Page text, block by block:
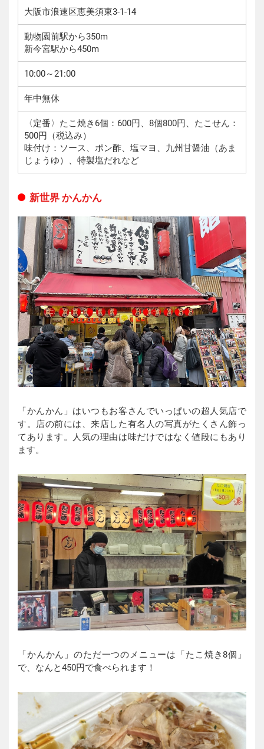
大阪市浪速区恵美須東3-1-14
動物園前駅から350m
新今宮駅から450m
10:00～21:00
年中無休
〈定番〉たこ焼き6個：600円、8個800円、たこせん：
500円（税込み）
味付け：ソース、ポン酢、塩マヨ、九州甘醤油（あま
じょうゆ）、特製塩だれなど
新世界 かんかん
「かんかん」はいつもお客さんでいっぱいの超人気店で
す。店の前には、来店した有名人の写真がたくさん飾っ
てあります。人気の理由は味だけではなく値段にもあり
ます。
「かんかん」のただ一つのメニューは「たこ焼き8個」
で、なんと450円で食べられます！